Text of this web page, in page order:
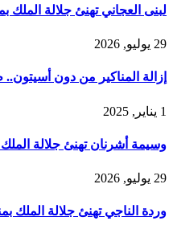
لبنى العجاني تهنئ جلالة الملك بمناسبة
29 يوليو, 2026
إزالة المناكير من دون
1 يناير, 2025
وسيمة أشرنان تهنئ جلالة الملك
29 يوليو, 2026
وردة الناجي تهنئ جلالة الملك بمناسبة